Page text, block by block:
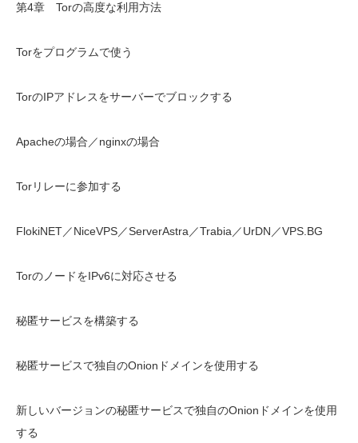
第4章 Torの高度な利用方法
Torをプログラムで使う
TorのIPアドレスをサーバーでブロックする
Apacheの場合／nginxの場合
Torリレーに参加する
FlokiNET／NiceVPS／ServerAstra／Trabia／UrDN／VPS.BG
TorのノードをIPv6に対応させる
秘匿サービスを構築する
秘匿サービスで独自のOnionドメインを使用する
新しいバージョンの秘匿サービスで独自のOnionドメインを使用
する